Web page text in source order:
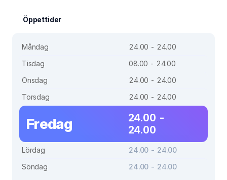
Öppettider
Måndag
24.00 - 24.00
Tisdag
08.00 - 24.00
Onsdag
24.00 - 24.00
Torsdag
24.00 - 24.00
Fredag
24.00 -
24.00
Lördag
24.00 - 24.00
Söndag
24.00 - 24.00